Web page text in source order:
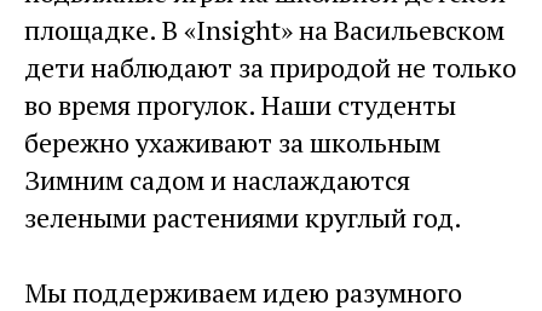
площадке. В «Insight» на Васильевском
дети наблюдают за природой не только
во время прогулок. Наши студенты
бережно ухаживают за школьным
Зимним садом и наслаждаются
зелеными растениями круглый год.
Мы поддерживаем идею разумного